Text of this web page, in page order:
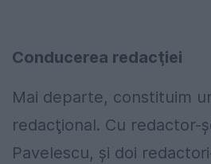
Conducerea redacţiei
Mai departe, constituim
redacţional. Cu redactor-
Pavelescu, şi doi